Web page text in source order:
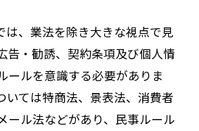
は、業法を除き大きな視点で見
告・勧誘、契約条項及び個人情
ールを意識する必要がありま
いては特商法、景表法、消費者
ール法などがあり、民事ルール